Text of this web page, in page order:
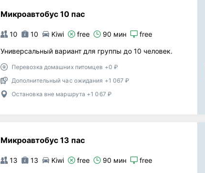
Микроавтобус 10 пас
10 10 Kiwi free 90 мин free
Универсальный вариант для группы до 10 человек.
Перевозка домашних питомцев +0 ₽
Дополнительный час ожидания +1 067 ₽
Остановка вне маршрута +1 067 ₽
Микроавтобус 13 пас
13 13 Kiwi free 90 мин free